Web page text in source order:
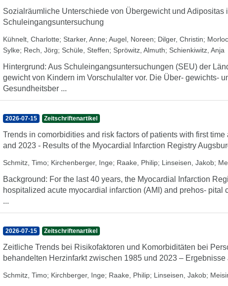
Sozialräumliche Unterschiede von Übergewicht und
Schuleingangsuntersuchung
Kühnelt, Charlotte; Starker, Anne; Augel, Noreen; Dilger, Christin;
Sylke; Rech, Jörg; Schüle, Steffen; Spröwitz, Almuth; Schienkiwitz, Anja
Hintergrund: Aus Schuleingangsuntersuchungen (SEU) der
gewicht von Kindern im Vorschulalter vor. Die Über- gewichts-
Gesundheitsber ...
2026-07-15 Zeitschriftenartikel
Trends in comorbidities and risk factors of patients with first
and 2023 - Results of the Myocardial Infarction Registry
Schmitz, Timo; Kirchenberger, Inge; Raake, Philip; Linseisen, Jakob;
Background: For the last 40 years, the Myocardial Infarction
hospitalized acute myocardial infarction (AMI) and prehos- pital
...
2026-07-15 Zeitschriftenartikel
Zeitliche Trends bei Risikofaktoren und Komorbiditäten bei
behandelten Herzinfarkt zwischen 1985 und 2023 –
Schmitz, Timo; Kirchberger, Inge; Raake, Philip; Linseisen, Jakob;